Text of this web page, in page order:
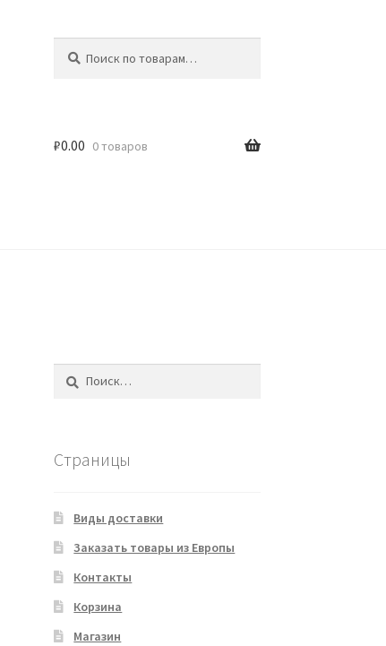
₽0.00 0 товаров
Страницы
Виды доставки
Заказать товары из Европы
Контакты
Корзина
Магазин